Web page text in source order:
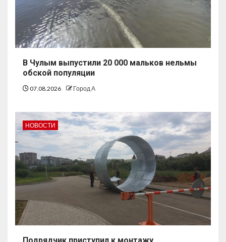
В Чулым выпустили 20 000 мальков нельмы
обской популяции
07.08.2026 Город А
НОВОСТИ